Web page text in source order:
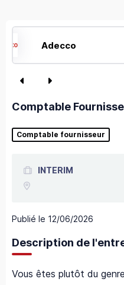
Adecco
Comptable
Comptable fournisseur
INTERIM
Publié le 12/06/2026
Description de
Vous êtes plutôt du